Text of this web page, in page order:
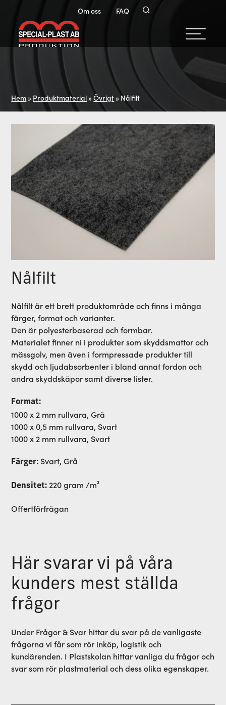
Om oss FAQ
Hem » Produktmaterial »Övrigt » Nålfilt
Nålfilt
Nålfilt är ett brett produktområde och finns i många
färger, format och varianter.
Den är polyesterbaserad och formbar.
Materialet finner ni i produkter som skyddsmattor och
mässgolv, men även i formpressade produkter till
skydd och ljudabsorbenter i bland annat fordon och
andra skyddskåpor samt diverse lister.
Format:
1000 x 2 mm rullvara, Grå
1000 x 0,5 mm rullvara, Svart
1000 x 2 mm rullvara, Svart
Färger: Svart, Grå
Densitet: 220 gram /m²
Offertförfrågan
Här svarar vi på våra
kunders mest ställda
frågor
Under Frågor & Svar hittar du svar på de vanligaste
frågorna vi får som rör inköp, logistik och
kundärenden. I Plastskolan hittar vanliga du frågor och
svar som rör plastmaterial och dess olika egenskaper.